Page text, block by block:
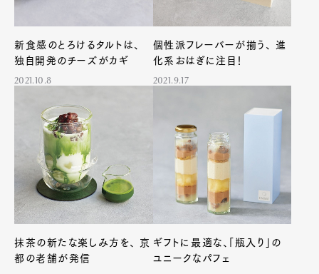
新食感のとろけるタルトは、
独自開発のチーズがカギ
2021.10.8
個性派フレーバーが揃う、 進
化系おはぎに注目！
2021.9.17
抹茶の新たな楽しみ方を、 京
都の老舗が発信
ギフトに最適な、「瓶入り」の
ユニークなパフェ